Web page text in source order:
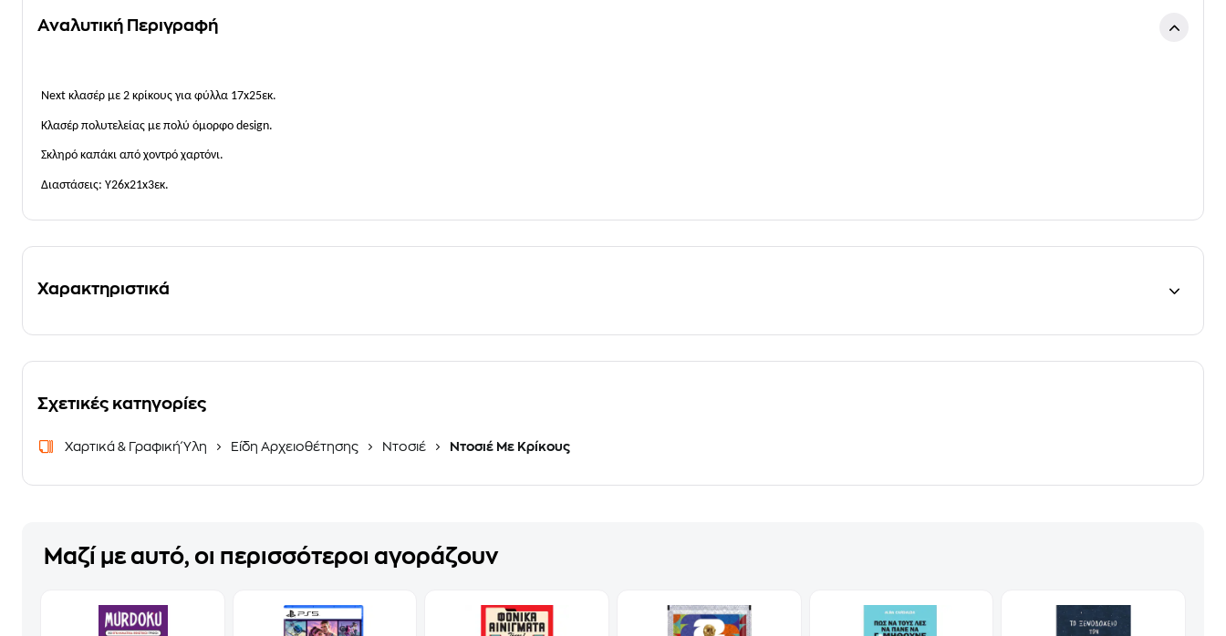
Αναλυτική Περιγραφή
Next κλασέρ με 2 κρίκους για φύλλα 17x25εκ.
Κλασέρ πολυτελείας με πολύ όμορφο design.
Σκληρό καπάκι από χοντρό χαρτόνι.
Διαστάσεις: Υ26x21x3εκ.
Χαρακτηριστικά
Σχετικές κατηγορίες
Χαρτικά & Γραφική Ύλη Είδη Αρχειοθέτησης Ντοσιέ Ντοσιέ Με Κρίκους
Μαζί με αυτό, οι περισσότεροι αγοράζουν